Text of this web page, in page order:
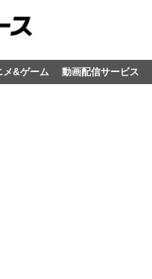
メ&ゲーム 動画配信サービス